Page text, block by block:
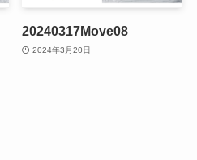
20240317Move08
2024年3月20日